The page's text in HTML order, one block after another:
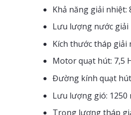
Khả năng giải nhiệt:
Lưu lượng nước giải
Kích thước tháp giải
Motor quạt hút: 7,5
Đường kính quạt
Lưu lượng gió: 1250
Trọng lượng tháp